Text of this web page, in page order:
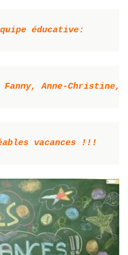
éducative:
Anne-
vacances !!!